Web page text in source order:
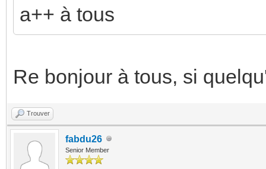
a++ à tous
Re bonjour à tous, si
Trouver
fabdu26
Senior Member